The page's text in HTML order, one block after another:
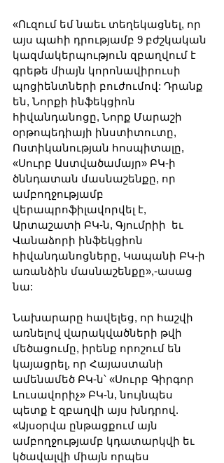
«Ուզում եմ նաեւ տեղեկացնել, որ
այս պահի դրությամբ 9 բժշկական
կազմակերպություն զբաղվում է
գրեթե միայն կորոնավիրուսի
պոցիենտների բուժումով: Դրանք
են, Նորքի ինֆեկցիոն
հիվանդանոցը, Նորք Մարաշի
օրթոպեդիայի ինստիտուտը,
Ոստիկանության հոսպիտալը,
«Սուրբ Աստվածամայր» ԲԿ-ի
ծննդատան մասնաշենքը, որ
ամբողջությամբ
վերապրոֆիլավորվել է,
Արտաշատի ԲԿ-ն, Գյումրիի  եւ
Վանաձորի ինֆեկցիոն
հիվանդանոցները, Կապանի ԲԿ-ի
առանձին մասնաշենքը»,-ասաց
նա:
Նախարարը հավելեց, որ հաշվի
առնելով վարակվածների թվի
մեծացումը, իրենք որոշում են
կայացրել, որ Հայաստանի
ամենամեծ ԲԿ-ն՝ «Սուրբ Գիրգոր
Լուսավորիչ» ԲԿ-ն, նույնպես
պետք է զբաղվի այս խնդրով.
«Այսօրվա ընթացքում այն
ամբողջությամբ կդատարկվի եւ
կծավալվի միայն որպես